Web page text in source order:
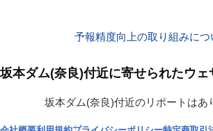
予報精度向上の取り組みにつ
坂本ダム(奈良)付近に寄せられたウェ
坂本ダム(奈良)付近のリポートはあ